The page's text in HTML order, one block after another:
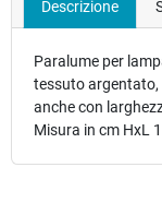
Descrizione
Paralume per
tessuto argentato,
anche con
Misura in cm HxL